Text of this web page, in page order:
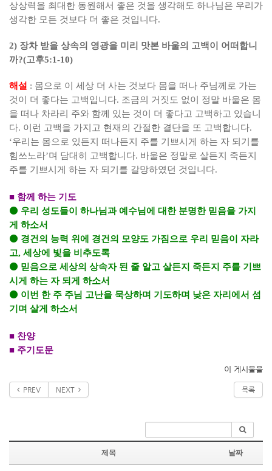
상상력을 최대한 동원해서 좋은 것을 생각해도 하나님은 우리가
생각한 모든 것보다 더 좋은 것입니다.
2) 장차 받을 상속의 영광을 미리 맛본 바울의 고백이 어떠합니
까?(고후5:1-10)
해설 : 몸으로 이 세상 더 사는 것보다 몸을 떠나 주님께로 가는
것이 더 좋다는 고백입니다. 조금의 거짓도 없이 정말 바울은 몸
을 떠나 차라리 주와 함께 있는 것이 더 좋다고 고백하고 있습니
다. 이런 고백을 가지고 현재의 간절한 결단을 또 고백합니다.
‘우리는 몸으로 있든지 떠나든지 주를 기쁘시게 하는 자 되기를
힘쓰노라’며 담대히 고백합니다. 바울은 정말로 살든지 죽든지
주를 기쁘시게 하는 자 되기를 갈망하였던 것입니다.
■ 함께 하는 기도
⚫ 우리 성도들이 하나님과 예수님에 대한 분명한 믿음을 가지
게 하소서
⚫ 경건의 능력 위에 경건의 모양도 가짐으로 우리 믿음이 자라
고, 세상에 빛을 비추도록
⚫ 믿음으로 세상의 상속자 된 줄 알고 살든지 죽든지 주를 기쁘
시게 하는 자 되게 하소서
⚫ 이번 한 주 주님 고난을 묵상하며 기도하며 낮은 자리에서 섬
기며 살게 하소서
■ 찬양
■ 주기도문
이 게시물을
PREV NEXT 목록
제목 날짜